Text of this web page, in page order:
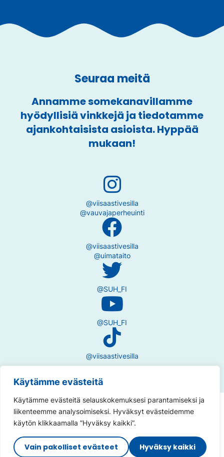
Käytämme evästeitä
Käytämme evästeitä selauskokemuksesi parantamiseksi ja
liikenteemme analysoimiseksi. Hyväksyt evästeidemme
käytön klikkaamalla ”Hyväksy kaikki”.
Vain pakolliset evästeet Hyväksy kaikki
Seuraa meitä
Annamme somekanavillamme
hyödyllisiä vinkkejä ja tiedotamme
ajankohtaisista asioista. Hyppää
mukaan!
@viisaastivesilla
@vauvajaperheuinti
@viisaastivesilla
@uimataito
@SUH_FI
@SUH_FI
@viisaastivesilla
Tietosuojaseloste
Saavutettavuusseloste